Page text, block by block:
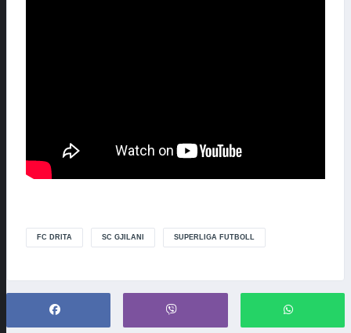
FC DRITA SC GJILANI SUPERLIGA FUTBOLL